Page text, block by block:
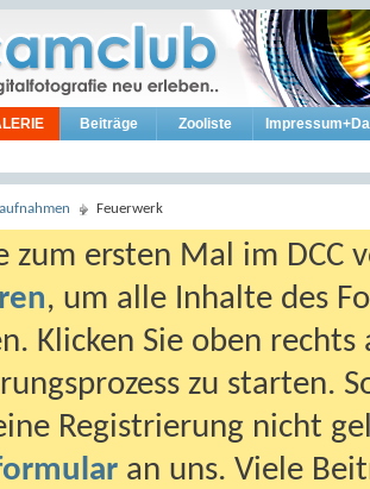
Beiträge Zooliste
Feuerwerk
zum ersten Mal im DCC
, um alle Inhalte des
Klicken Sie oben
zu starten.
Registrierung nicht
an uns. Viele